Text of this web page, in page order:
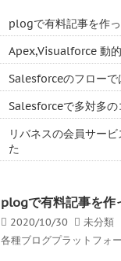
plogで有料記事を作
Apex,Visualforce 動
Salesforceのフローで
Salesforceで多対多
リバネスの会員サー
た
plogで有料記事を作
2020/10/30
未分類
各種ブログプラットフォ